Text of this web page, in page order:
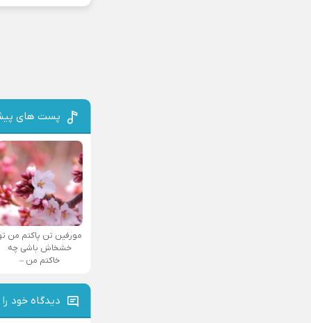
پست های
مورفین تن پاکتم من
خشخاش باشی چه
خاکتم من –
دیدگاه خود